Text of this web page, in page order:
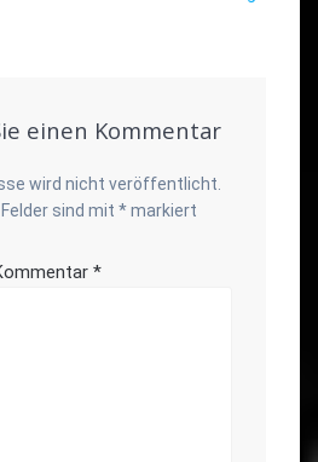
einen Kommentar
wird nicht veröffentlicht.
sind mit *markiert
*